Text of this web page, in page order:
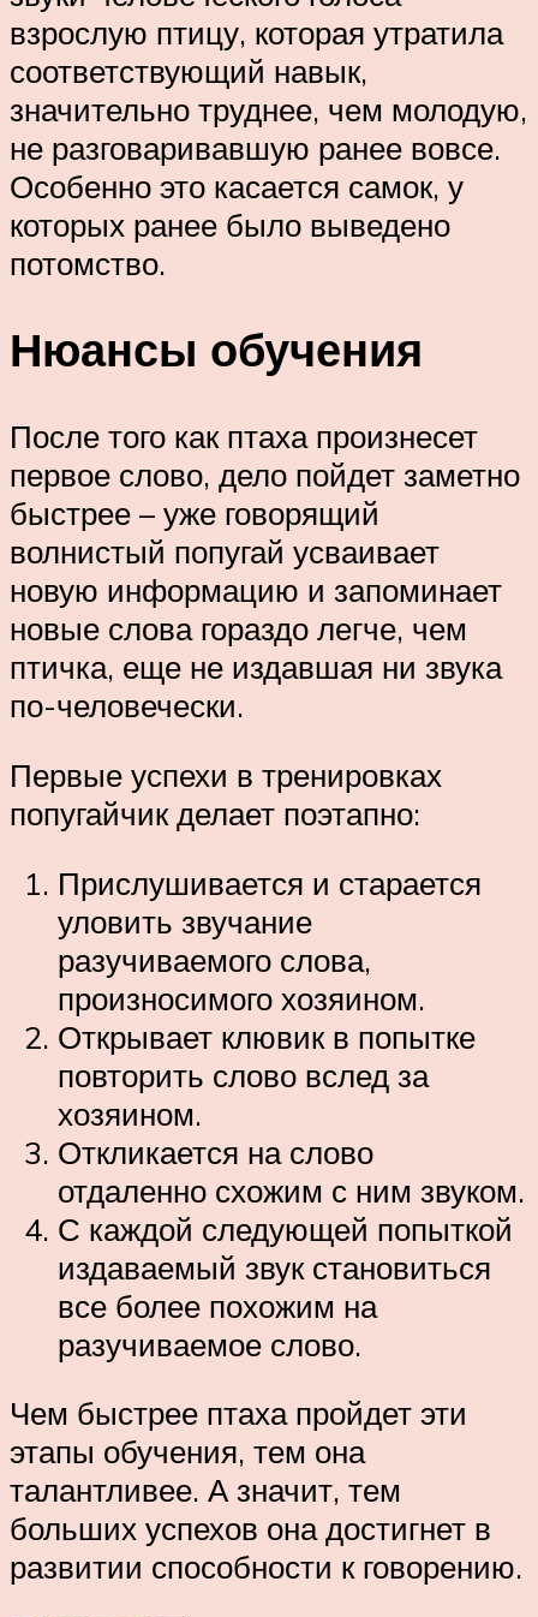
взрослую птицу, которая утратила
соответствующий навык,
значительно труднее, чем молодую,
не разговаривавшую ранее вовсе.
Особенно это касается самок, у
которых ранее было выведено
потомство.
Нюансы обучения
После того как птаха произнесет
первое слово, дело пойдет заметно
быстрее – уже говорящий
волнистый попугай усваивает
новую информацию и запоминает
новые слова гораздо легче, чем
птичка, еще не издавшая ни звука
по-человечески.
Первые успехи в тренировках
попугайчик делает поэтапно:
Прислушивается и старается
уловить звучание
разучиваемого слова,
произносимого хозяином.
Открывает клювик в попытке
повторить слово вслед за
хозяином.
Откликается на слово
отдаленно схожим с ним звуком.
С каждой следующей попыткой
издаваемый звук становиться
все более похожим на
разучиваемое слово.
Чем быстрее птаха пройдет эти
этапы обучения, тем она
талантливее. А значит, тем
больших успехов она достигнет в
развитии способности к говорению.